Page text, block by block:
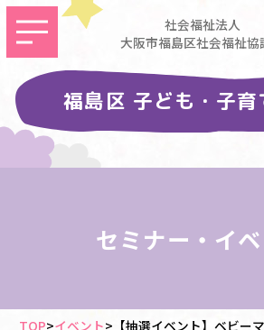
社会福祉法人
大阪市福島区社会福祉協
福島区 子ども・子育
セミナー・イ
TOP>イベント> 【抽選イベント】ベビー